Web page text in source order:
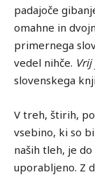
padajoče
omahne in
primernega
vedel nihče. Vrij
slovenskega
V treh, štirih,
vsebino, ki so
naših tleh, je
uporabljeno. Z